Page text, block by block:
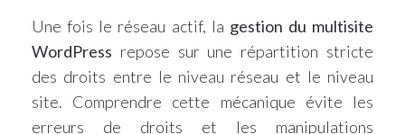
Une fois le réseau actif, la gestion du multisite
WordPress repose sur une répartition stricte
des droits entre le niveau réseau et le niveau
site. Comprendre cette mécanique évite les
erreurs de droits et les manipulations